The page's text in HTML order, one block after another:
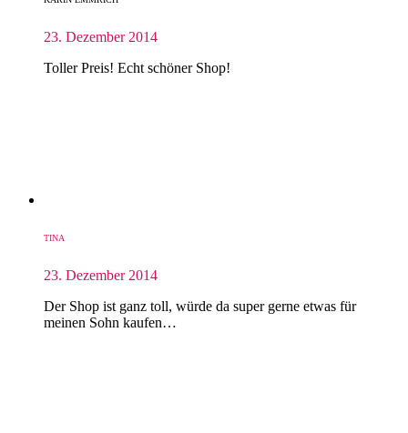
23. Dezember 2014
Toller Preis! Echt schöner Shop!
TINA
23. Dezember 2014
Der Shop ist ganz toll, würde da super gerne etwas für
meinen Sohn kaufen…